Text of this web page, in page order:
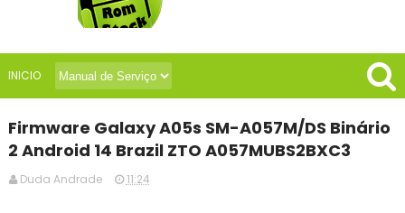
INICIO
Firmware Galaxy A05s SM-A057M/DS Binário
2 Android 14 Brazil ZTO A057MUBS2BXC3
Duda Andrade 11:24